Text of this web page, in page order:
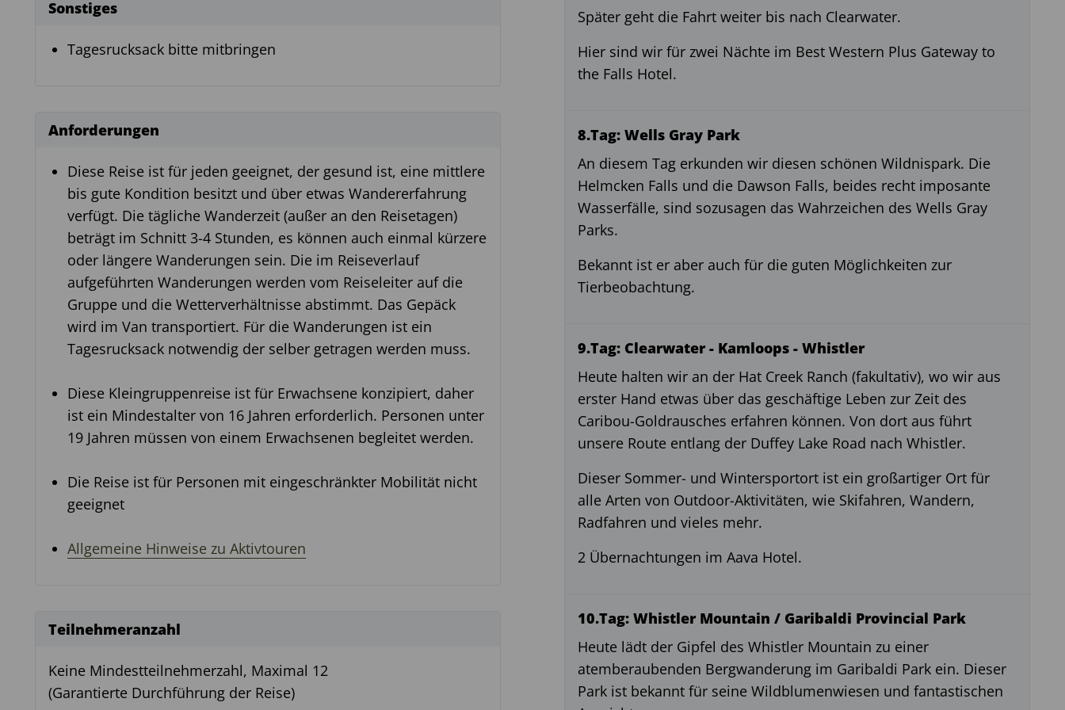
Sonstiges
Tagesrucksack bitte mitbringen
Anforderungen
Diese Reise ist für jeden geeignet, der gesund ist, eine mittlere
bis gute Kondition besitzt und über etwas Wandererfahrung
verfügt. Die tägliche Wanderzeit (außer an den Reisetagen)
beträgt im Schnitt 3-4 Stunden, es können auch einmal kürzere
oder längere Wanderungen sein. Die im Reiseverlauf
aufgeführten Wanderungen werden vom Reiseleiter auf die
Gruppe und die Wetterverhältnisse abstimmt. Das Gepäck
wird im Van transportiert. Für die Wanderungen ist ein
Tagesrucksack notwendig der selber getragen werden muss.
Diese Kleingruppenreise ist für Erwachsene konzipiert, daher
ist ein Mindestalter von 16 Jahren erforderlich. Personen unter
19 Jahren müssen von einem Erwachsenen begleitet werden.
Die Reise ist für Personen mit eingeschränkter Mobilität nicht
geeignet
Allgemeine Hinweise zu Aktivtouren
Teilnehmeranzahl
Keine Mindestteilnehmerzahl, Maximal 12
(Garantierte Durchführung der Reise)
Später geht die Fahrt weiter bis nach Clearwater.
Hier sind wir für zwei Nächte im Best Western Plus Gateway to
the Falls Hotel.
8.Tag: Wells Gray Park
An diesem Tag erkunden wir diesen schönen Wildnispark. Die
Helmcken Falls und die Dawson Falls, beides recht imposante
Wasserfälle, sind sozusagen das Wahrzeichen des Wells Gray
Parks.
Bekannt ist er aber auch für die guten Möglichkeiten zur
Tierbeobachtung.
9.Tag: Clearwater - Kamloops - Whistler
Heute halten wir an der Hat Creek Ranch (fakultativ), wo wir aus
erster Hand etwas über das geschäftige Leben zur Zeit des
Caribou-Goldrausches erfahren können. Von dort aus führt
unsere Route entlang der Duffey Lake Road nach Whistler.
Dieser Sommer- und Wintersportort ist ein großartiger Ort für
alle Arten von Outdoor-Aktivitäten, wie Skifahren, Wandern,
Radfahren und vieles mehr.
2 Übernachtungen im Aava Hotel.
10.Tag: Whistler Mountain / Garibaldi Provincial Park
Heute lädt der Gipfel des Whistler Mountain zu einer
atemberaubenden Bergwanderung im Garibaldi Park ein. Dieser
Park ist bekannt für seine Wildblumenwiesen und fantastischen